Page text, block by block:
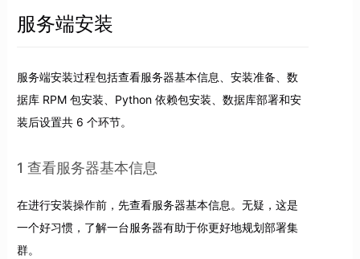
服务端安装
服务端安装过程包括查看服务器基本信息、安装准备、数
据库 RPM 包安装、Python 依赖包安装、数据库部署和安
装后设置共 6 个环节。
1 查看服务器基本信息
在进行安装操作前，先查看服务器基本信息。无疑，这是
一个好习惯，了解一台服务器有助于你更好地规划部署集
群。